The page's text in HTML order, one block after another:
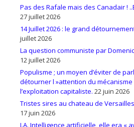
Pas des Rafale mais des Canadair !
27 juillet 2026
14 Juillet 2026 : le grand
juillet 2026
La question communiste par
12 juillet 2026
Populisme ; un moyen d’éviter de
détourner l »attention du
l’exploitation capitaliste. 22 juin 2026
Tristes sires au chateau de
17 juin 2026
I.A. Intelligence artificielle, elle era «